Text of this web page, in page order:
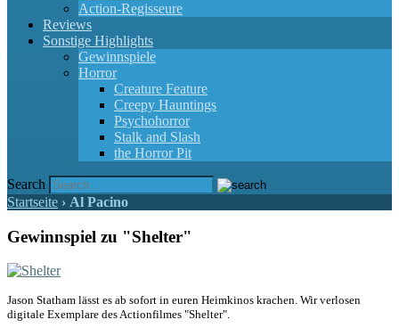
Action-Regisseure
Reviews
Sonstige Highlights
Gewinnspiele
Horror
Creature Feature
Creepy Hauntings
Psychohorror
Stalk and Slash
the Horror Pit
Search
Startseite › Al Pacino
Gewinnspiel zu "Shelter"
Jason Statham lässt es ab sofort in euren Heimkinos krachen. Wir verlosen
digitale Exemplare des Actionfilmes "Shelter".